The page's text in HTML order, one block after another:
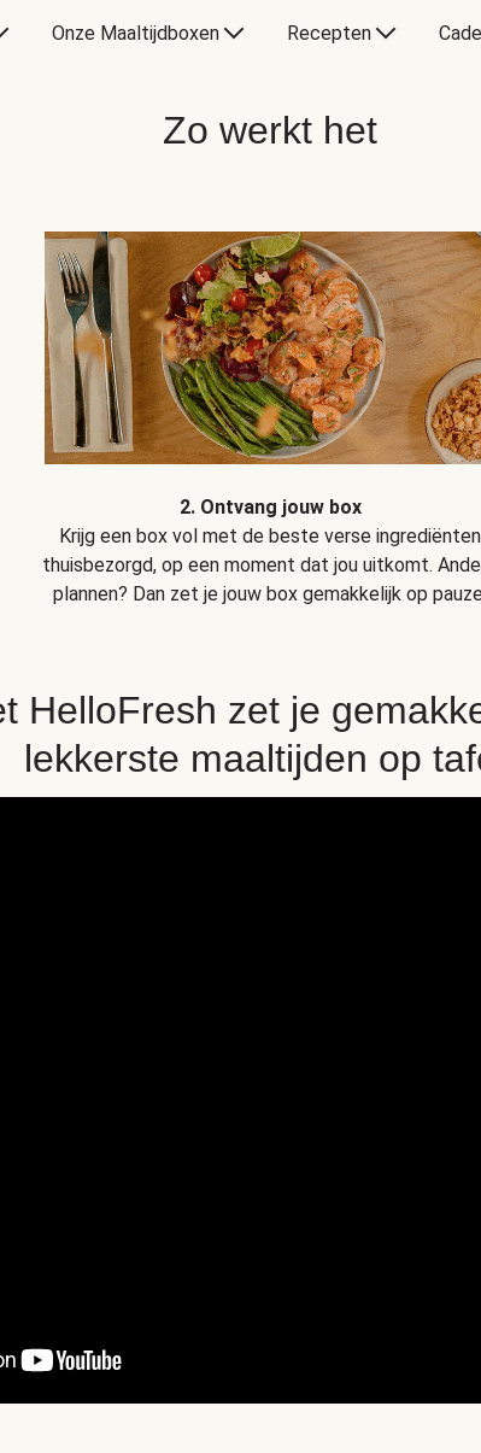
Onze Maaltijdboxen Recepten
Zo werkt het
2. Ontvang jouw box
Krijg een box vol met de beste verse ingrediënten
thuisbezorgd, op een moment dat jou uitkomt.
plannen? Dan zet je jouw box gemakkelijk op
HelloFresh zet je
lekkerste maaltijden op